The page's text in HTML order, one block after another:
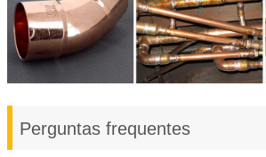
Perguntas frequentes